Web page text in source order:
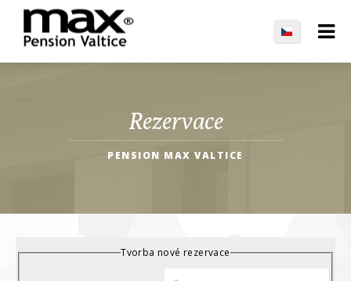
Rezervace
PENSION MAX VALTICE
Tvorba nové rezervace